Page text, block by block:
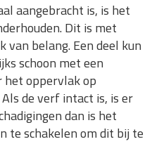
aangebracht is, is het
Dit is met
belang. Een deel kun
schoon met een
het oppervlak op
de verf intact is, is er
dan is het
te schakelen om dit bij te